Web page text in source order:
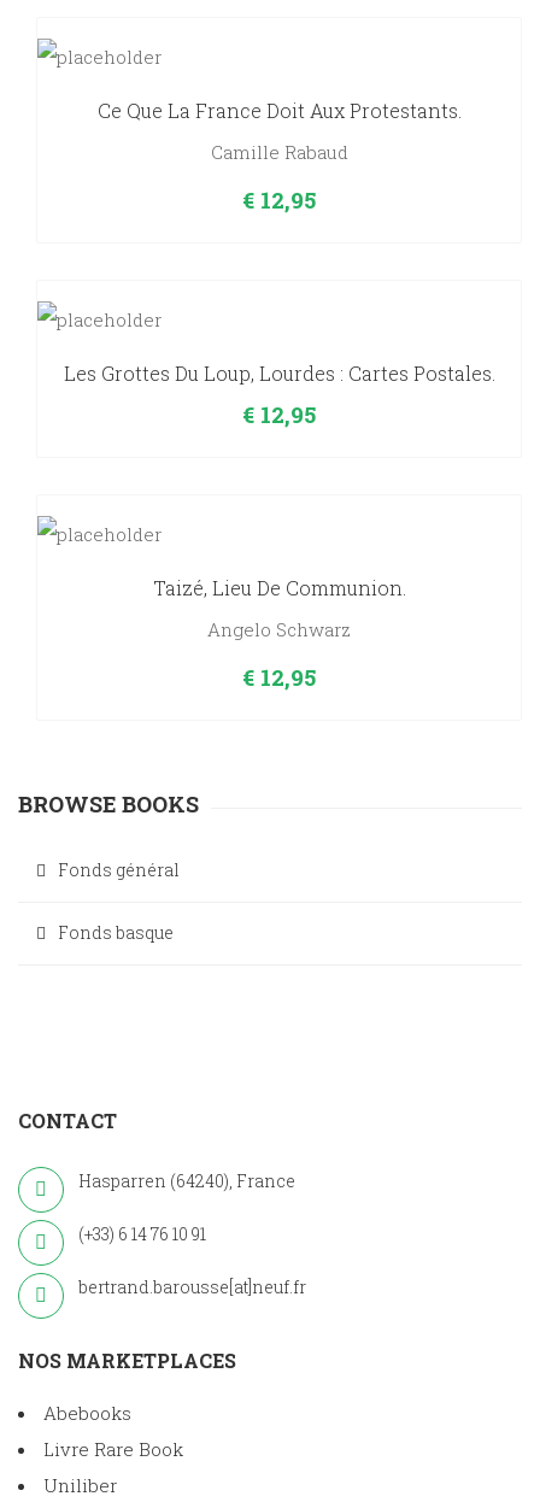
Ce Que La France Doit Aux Protestants.
Camille Rabaud
€ 12,95
Les Grottes Du Loup, Lourdes : Cartes Postales.
€ 12,95
Taizé, Lieu De Communion.
Angelo Schwarz
€ 12,95
BROWSE BOOKS
Fonds général
Fonds basque
CONTACT
Hasparren (64240), France
(+33) 6 14 76 10 91
bertrand.barousse[at]neuf.fr
NOS MARKETPLACES
Abebooks
Livre Rare Book
Uniliber